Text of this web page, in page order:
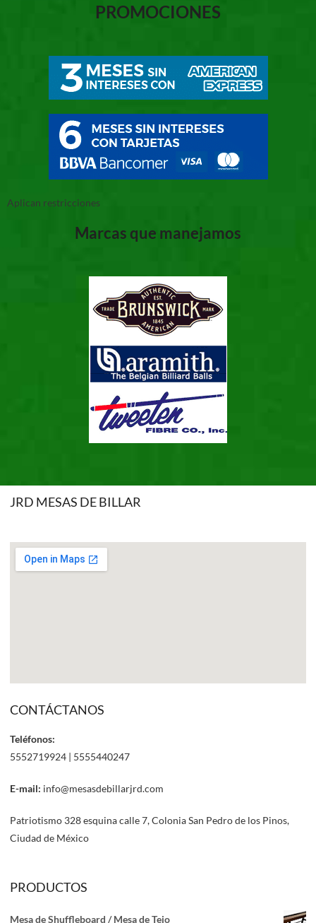
PROMOCIONES
Aplican restricciones
Marcas que manejamos
JRD MESAS DE BILLAR
CONTÁCTANOS
Teléfonos:
5552719924 | 5555440247
E-mail: info@mesasdebillarjrd.com
Patriotismo 328 esquina calle 7, Colonia San Pedro de los Pinos,
Ciudad de México
PRODUCTOS
Mesa de Shuffleboard / Mesa de Tejo